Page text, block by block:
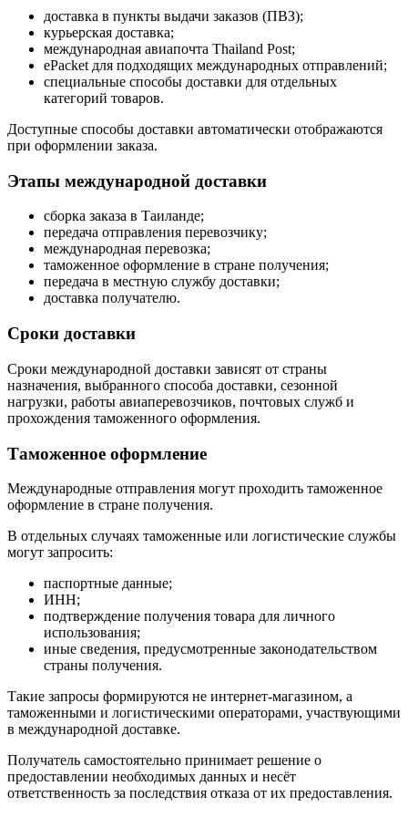
доставка в пункты выдачи заказов (ПВЗ);
курьерская доставка;
международная авиапочта Thailand Post;
ePacket для подходящих международных отправлений;
специальные способы доставки для отдельных
категорий товаров.
Доступные способы доставки автоматически отображаются
при оформлении заказа.
Этапы международной доставки
сборка заказа в Таиланде;
передача отправления перевозчику;
международная перевозка;
таможенное оформление в стране получения;
передача в местную службу доставки;
доставка получателю.
Сроки доставки
Сроки международной доставки зависят от страны
назначения, выбранного способа доставки, сезонной
нагрузки, работы авиаперевозчиков, почтовых служб и
прохождения таможенного оформления.
Таможенное оформление
Международные отправления могут проходить таможенное
оформление в стране получения.
В отдельных случаях таможенные или логистические службы
могут запросить:
паспортные данные;
ИНН;
подтверждение получения товара для личного
использования;
иные сведения, предусмотренные законодательством
страны получения.
Такие запросы формируются не интернет-магазином, а
таможенными и логистическими операторами, участвующими
в международной доставке.
Получатель самостоятельно принимает решение о
предоставлении необходимых данных и несёт
ответственность за последствия отказа от их предоставления.